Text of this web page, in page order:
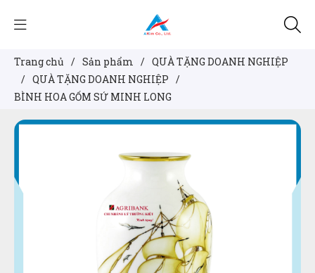
Trang chủ / Sản phẩm / QUÀ TẶNG DOANH NGHIỆP
/ QUÀ TẶNG DOANH NGHIỆP /
BÌNH HOA GỐM SỨ MINH LONG